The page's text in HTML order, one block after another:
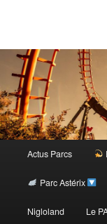
Menu
Aller
Actus Parcs
Parc Astérix
Nigloland Le